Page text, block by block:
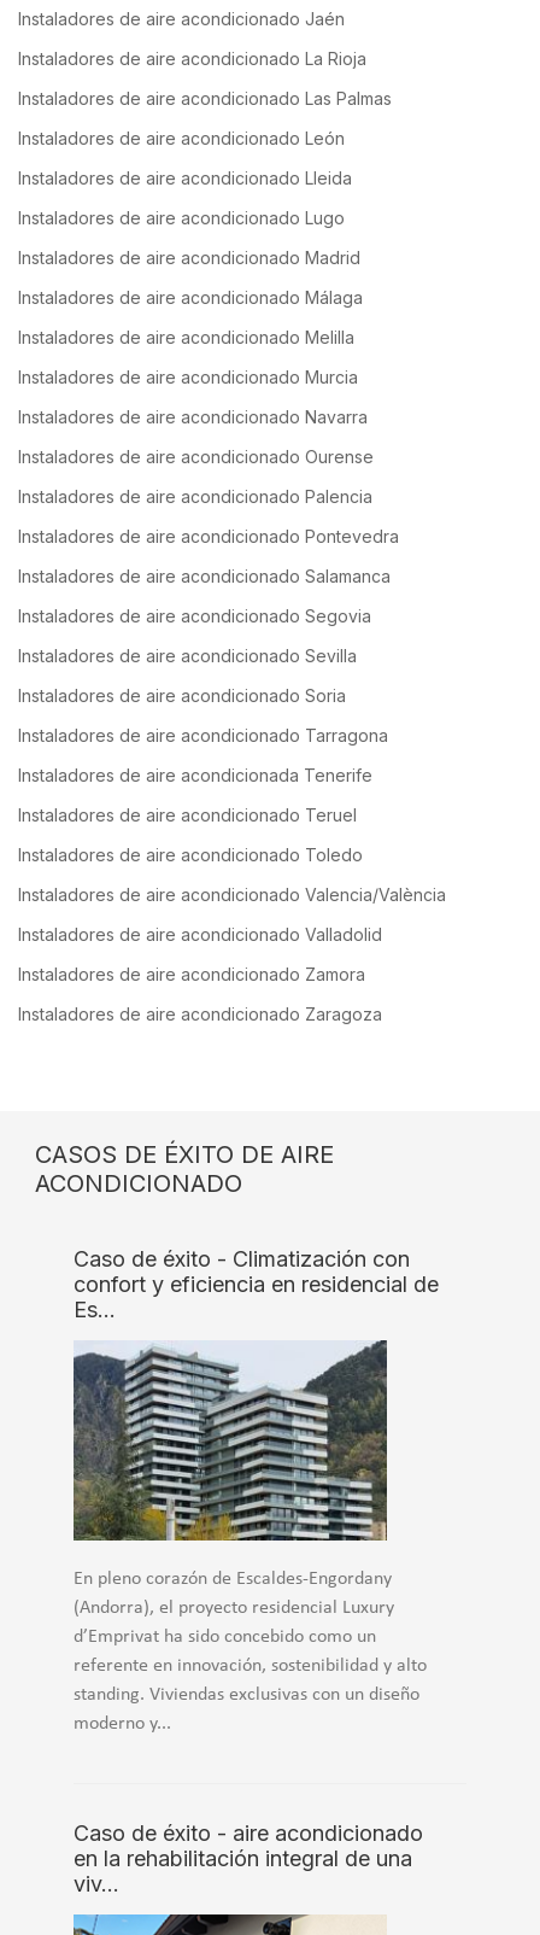
Instaladores de aire acondicionado Jaén
Instaladores de aire acondicionado La Rioja
Instaladores de aire acondicionado Las Palmas
Instaladores de aire acondicionado León
Instaladores de aire acondicionado Lleida
Instaladores de aire acondicionado Lugo
Instaladores de aire acondicionado Madrid
Instaladores de aire acondicionado Málaga
Instaladores de aire acondicionado Melilla
Instaladores de aire acondicionado Murcia
Instaladores de aire acondicionado Navarra
Instaladores de aire acondicionado Ourense
Instaladores de aire acondicionado Palencia
Instaladores de aire acondicionado Pontevedra
Instaladores de aire acondicionado Salamanca
Instaladores de aire acondicionado Segovia
Instaladores de aire acondicionado Sevilla
Instaladores de aire acondicionado Soria
Instaladores de aire acondicionado Tarragona
Instaladores de aire acondicionada Tenerife
Instaladores de aire acondicionado Teruel
Instaladores de aire acondicionado Toledo
Instaladores de aire acondicionado Valencia/València
Instaladores de aire acondicionado Valladolid
Instaladores de aire acondicionado Zamora
Instaladores de aire acondicionado Zaragoza
CASOS DE ÉXITO DE AIRE
ACONDICIONADO
Caso de éxito - Climatización con
confort y eficiencia en residencial de
Es…
En pleno corazón de Escaldes-Engordany
(Andorra), el proyecto residencial Luxury
d’Emprivat ha sido concebido como un
referente en innovación, sostenibilidad y alto
standing. Viviendas exclusivas con un diseño
moderno y...
Caso de éxito - aire acondicionado
en la rehabilitación integral de una
viv…